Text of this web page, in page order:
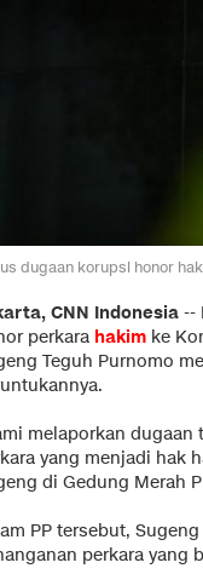
dugaan korupsi honor
CNN Indonesia --
perkara hakim ke
Teguh Purnomo
melaporkan
yang menjadi hak
di Gedung Merah
PP tersebut,
perkara yang